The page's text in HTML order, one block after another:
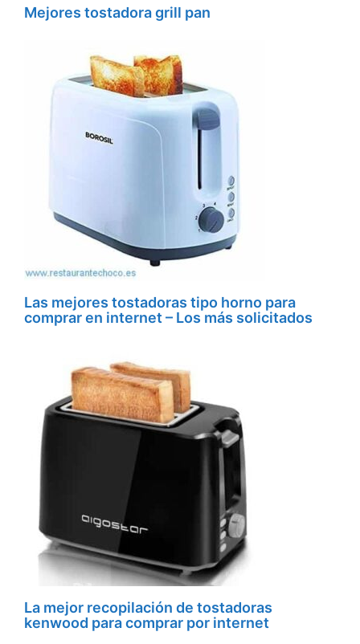
Mejores tostadora grill pan
Las mejores tostadoras tipo horno para
comprar en internet – Los más solicitados
La mejor recopilación de tostadoras
kenwood para comprar por internet